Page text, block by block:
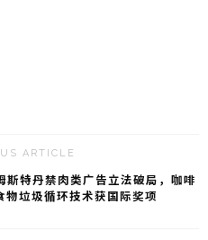
ARTICLE
特丹禁肉类广告立法破局，咖啡
垃圾循环技术获国际奖项